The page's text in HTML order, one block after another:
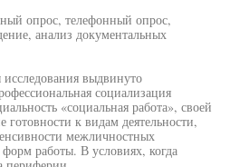
опрос, телефонный опрос,
анализ документальных
исследования выдвинуто
социализация
«социальная работа», своей
готовности к видам деятельности,
межличностных
работы. В условиях, когда